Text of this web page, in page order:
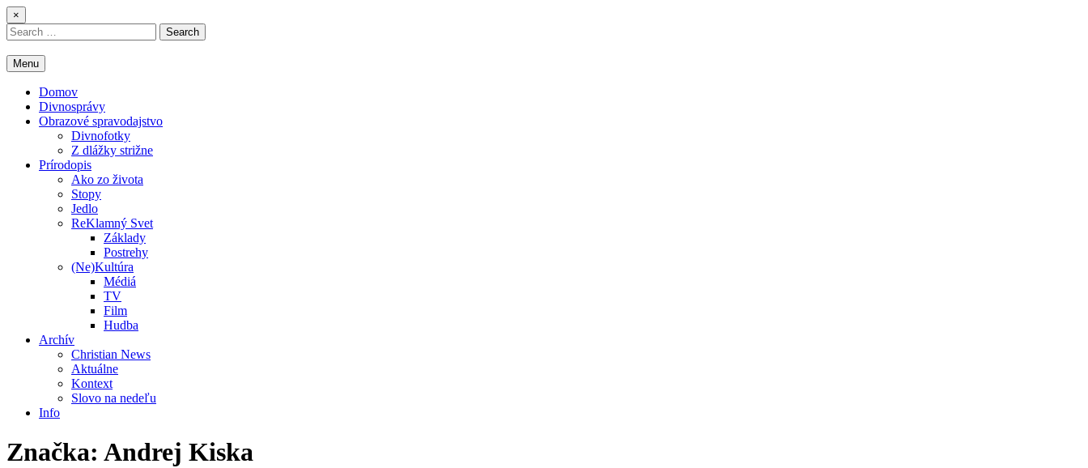
Skip
to
content
×
Search
for:
Menu
Domov
Divnosprávy
Obrazové spravodajstvo
Divnofotky
Z dlážky strižne
Prírodopis
Ako zo života
Stopy
Jedlo
ReKlamný Svet
Základy
Postrehy
(Ne)Kultúra
Médiá
TV
Film
Hudba
Archív
Christian News
Aktuálne
Kontext
Slovo na nedeľu
Info
Značka: Andrej Kiska